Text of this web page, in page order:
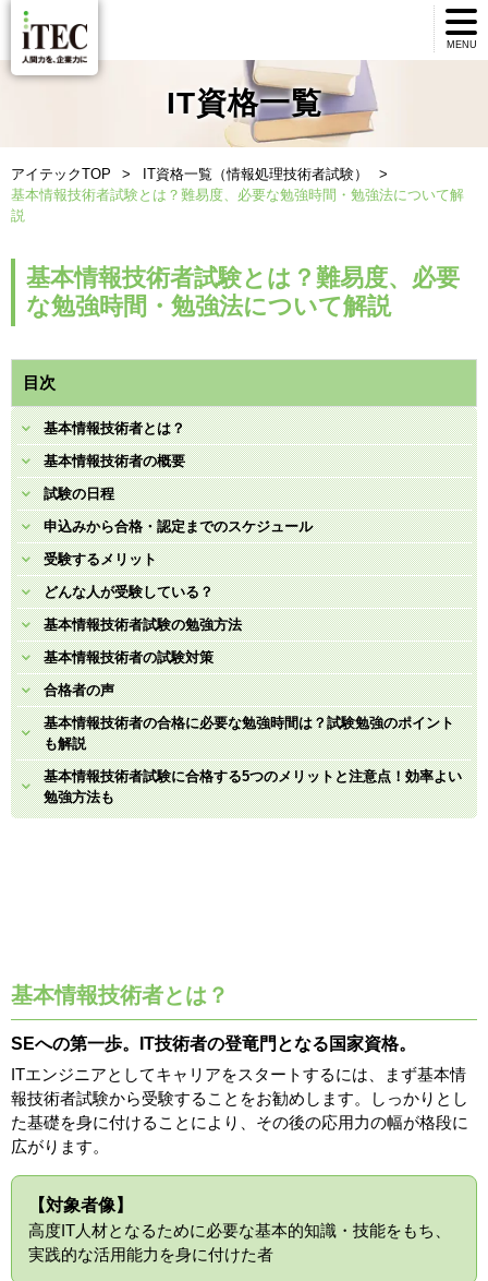
MENU
IT資格一覧
アイテックTOP
IT資格一覧（情報処理技術者試験）
基本情報技術者試験とは？難易度、必要な勉強時間・勉強法について解
説
基本情報技術者試験とは？難易度、必要
な勉強時間・勉強法について解説
目次
基本情報技術者とは？
基本情報技術者の概要
試験の日程
申込みから合格・認定までのスケジュール
受験するメリット
どんな人が受験している？
基本情報技術者試験の勉強方法
基本情報技術者の試験対策
合格者の声
基本情報技術者の合格に必要な勉強時間は？試験勉強のポイント
も解説
基本情報技術者試験に合格する5つのメリットと注意点！効率よい
勉強方法も
基本情報技術者とは？
SEへの第一歩。IT技術者の登竜門となる国家資格。
ITエンジニアとしてキャリアをスタートするには、まず基本情
報技術者試験から受験することをお勧めします。しっかりとし
た基礎を身に付けることにより、その後の応用力の幅が格段に
広がります。
【対象者像】
高度IT人材となるために必要な基本的知識・技能をもち、
実践的な活用能力を身に付けた者